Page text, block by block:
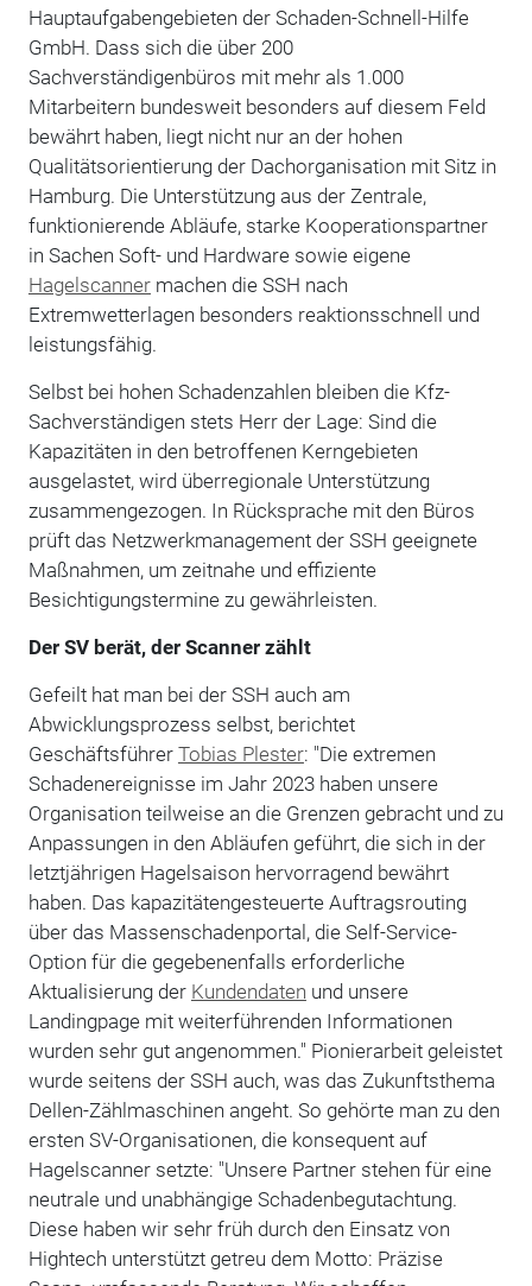
Hauptaufgabengebieten der Schaden-Schnell-Hilfe
GmbH. Dass sich die über 200
Sachverständigenbüros mit mehr als 1.000
Mitarbeitern bundesweit besonders auf diesem Feld
bewährt haben, liegt nicht nur an der hohen
Qualitätsorientierung der Dachorganisation mit Sitz in
Hamburg. Die Unterstützung aus der Zentrale,
funktionierende Abläufe, starke Kooperationspartner
in Sachen Soft- und Hardware sowie eigene
Hagelscannermachen die SSH nach
Extremwetterlagen besonders reaktionsschnell und
leistungsfähig.
Selbst bei hohen Schadenzahlen bleiben die Kfz-
Sachverständigen stets Herr der Lage: Sind die
Kapazitäten in den betroffenen Kerngebieten
ausgelastet, wird überregionale Unterstützung
zusammengezogen. In Rücksprache mit den Büros
prüft das Netzwerkmanagement der SSH geeignete
Maßnahmen, um zeitnahe und effiziente
Besichtigungstermine zu gewährleisten.
Der SV berät, der Scanner zählt
Gefeilt hat man bei der SSH auch am
Abwicklungsprozess selbst, berichtet
Geschäftsführer Tobias Plester: "Die extremen
Schadenereignisse im Jahr 2023 haben unsere
Organisation teilweise an die Grenzen gebracht und zu
Anpassungen in den Abläufen geführt, die sich in der
letztjährigen Hagelsaison hervorragend bewährt
haben. Das kapazitätengesteuerte Auftragsrouting
über das Massenschadenportal, die Self-Service-
Option für die gegebenenfalls erforderliche
Aktualisierung der Kundendaten und unsere
Landingpage mit weiterführenden Informationen
wurden sehr gut angenommen." Pionierarbeit geleistet
wurde seitens der SSH auch, was das Zukunftsthema
Dellen-Zählmaschinen angeht. So gehörte man zu den
ersten SV-Organisationen, die konsequent auf
Hagelscanner setzte: "Unsere Partner stehen für eine
neutrale und unabhängige Schadenbegutachtung.
Diese haben wir sehr früh durch den Einsatz von
Hightech unterstützt getreu dem Motto: Präzise